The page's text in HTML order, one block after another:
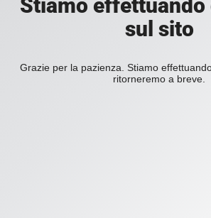
Stiamo effettuando
sul sito
Grazie per la pazienza. Stiamo
ritorneremo a breve.